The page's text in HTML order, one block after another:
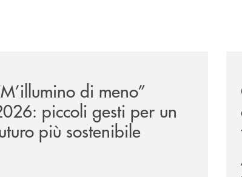
di meno”
piccoli gesti per un
più sostenibile